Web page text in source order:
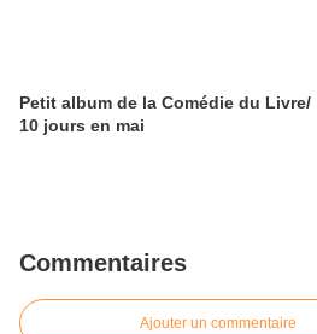
Petit album de la Comédie du Livre/
10 jours en mai
Commentaires
Ajouter un commentaire